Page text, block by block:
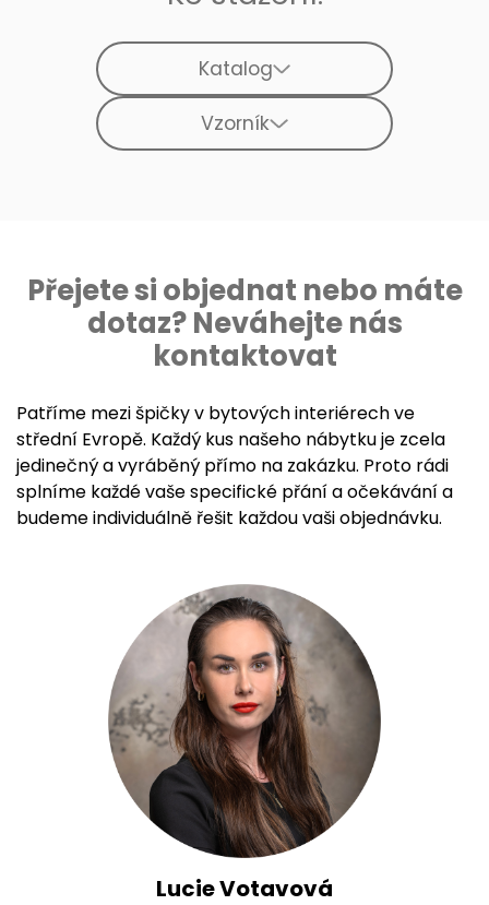
Katalog
Vzorník
Přejete si objednat nebo máte
dotaz? Neváhejte nás
kontaktovat
Patříme mezi špičky v bytových interiérech ve
střední Evropě. Každý kus našeho nábytku je zcela
jedinečný a vyráběný přímo na zakázku. Proto rádi
splníme každé vaše specifické přání a očekávání a
budeme individuálně řešit každou vaši objednávku.
Lucie Votavová